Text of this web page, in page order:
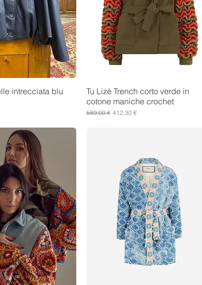
intrecciata blu
Tu Lizè Trench corto verde in
cotone maniche crochet
Prezzo regolare
589,00 € Prezzo scontato
412,30 €